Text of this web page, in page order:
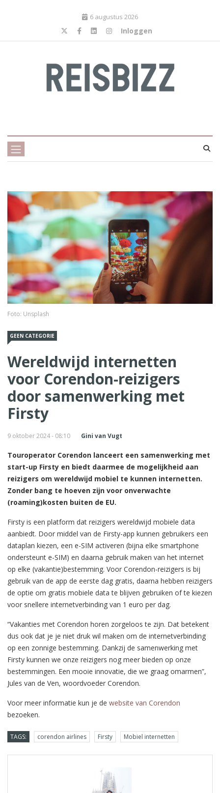
6 augustus 2026
Inloggen
Foto: Unsplash
GEEN CATEGORIE
Wereldwijd internetten
voor Corendon-reizigers
door samenwerking met
Firsty
9 oktober 2024 - 08:10 Gini van Vugt
Touroperator Corendon lanceert een samenwerking met
start-up Firsty en biedt daarmee de mogelijkheid aan
reizigers om wereldwijd mobiel te kunnen internetten.
Zonder bang te hoeven zijn voor onverwachte
(roaming)kosten buiten de EU.
Firsty is een platform dat reizigers wereldwijd mobiele data
aanbiedt. Door middel van de Firsty-app kunnen gebruikers een
dataplan kiezen, een e-SIM activeren (bijna elke smartphone
ondersteunt e-SIM) en daarna gebruik maken van het internet
op elke (vakantie)bestemming. Voor Corendon-reizigers is bij
gebruik van de app de eerste dag gratis, daarna hebben reizigers
de optie om gratis mobiele data te blijven gebruiken of te kiezen
voor snellere internetverbinding van 1 euro per dag.
“Vakanties met Corendon horen zorgeloos te zijn. Dat betekent
dus ook dat je je niet druk wil maken om de internetverbinding
op een zonnige bestemming. Dankzij de samenwerking met
Firsty kunnen we onze reizigers nog meer bieden op onze
bestemmingen. Een mooie innovatie, die we graag omarmen”,
Jules van de Ven, woordvoeder Corendon.
Voor meer informatie kun je de website van Corendon
bezoeken.
TAGS: corendon airlines Firsty Mobiel internetten